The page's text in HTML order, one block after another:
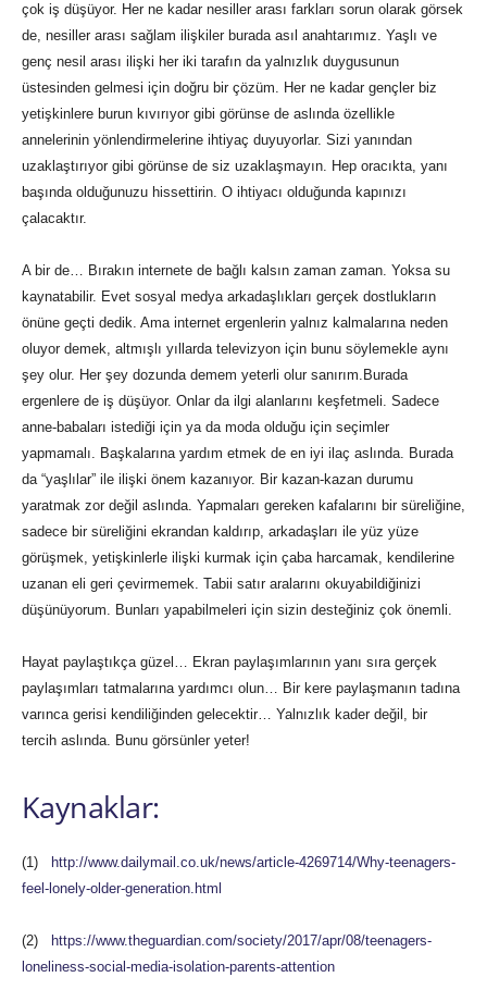
çok iş düşüyor. Her ne kadar nesiller arası farkları sorun olarak görsek
de, nesiller arası sağlam ilişkiler burada asıl anahtarımız. Yaşlı ve
genç nesil arası ilişki her iki tarafın da yalnızlık duygusunun
üstesinden gelmesi için doğru bir çözüm. Her ne kadar gençler biz
yetişkinlere burun kıvırıyor gibi görünse de aslında özellikle
annelerinin yönlendirmelerine ihtiyaç duyuyorlar. Sizi yanından
uzaklaştırıyor gibi görünse de siz uzaklaşmayın. Hep oracıkta, yanı
başında olduğunuzu hissettirin. O ihtiyacı olduğunda kapınızı
çalacaktır.
A bir de… Bırakın internete de bağlı kalsın zaman zaman. Yoksa su
kaynatabilir. Evet sosyal medya arkadaşlıkları gerçek dostlukların
önüne geçti dedik. Ama internet ergenlerin yalnız kalmalarına neden
oluyor demek, altmışlı yıllarda televizyon için bunu söylemekle aynı
şey olur. Her şey dozunda demem yeterli olur sanırım.Burada
ergenlere de iş düşüyor. Onlar da ilgi alanlarını keşfetmeli. Sadece
anne-babaları istediği için ya da moda olduğu için seçimler
yapmamalı. Başkalarına yardım etmek de en iyi ilaç aslında. Burada
da “yaşlılar” ile ilişki önem kazanıyor. Bir kazan-kazan durumu
yaratmak zor değil aslında. Yapmaları gereken kafalarını bir süreliğine,
sadece bir süreliğini ekrandan kaldırıp, arkadaşları ile yüz yüze
görüşmek, yetişkinlerle ilişki kurmak için çaba harcamak, kendilerine
uzanan eli geri çevirmemek. Tabii satır aralarını okuyabildiğinizi
düşünüyorum. Bunları yapabilmeleri için sizin desteğiniz çok önemli.
Hayat paylaştıkça güzel… Ekran paylaşımlarının yanı sıra gerçek
paylaşımları tatmalarına yardımcı olun… Bir kere paylaşmanın tadına
varınca gerisi kendiliğinden gelecektir… Yalnızlık kader değil, bir
tercih aslında. Bunu görsünler yeter!
Kaynaklar:
(1)
http://www.dailymail.co.uk/news/article-4269714/Why-teenagers-
feel-lonely-older-generation.html
(2)
https://www.theguardian.com/society/2017/apr/08/teenagers-
loneliness-social-media-isolation-parents-attention